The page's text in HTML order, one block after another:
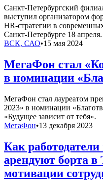
Санкт-Петербургский
выступил организатором
HR-стратегии в
Санкт-Петербурге 18 апреля.
ВСК, САО•15 мая 2024
МегаФон стал
в номинации
МегаФон стал лауреатом
2023» в номинации
«Будущее зависит от тебя».
МегаФон•13 декабря 2023
Как
арендуют борта
мотивации